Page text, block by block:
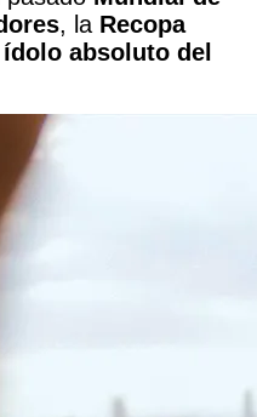
, la Recopa
ídolo absoluto del